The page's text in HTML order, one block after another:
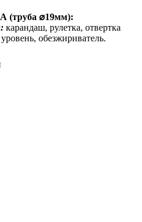
⌀19мм):
карандаш, рулетка, отвертка
обезжириватель.